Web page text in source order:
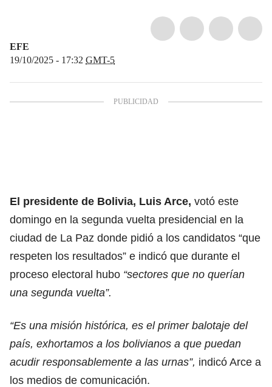
EFE
19/10/2025 - 17:32 GMT-5
El presidente de Bolivia, Luis Arce, votó este
domingo en la segunda vuelta presidencial en la
ciudad de La Paz donde pidió a los candidatos “que
respeten los resultados” e indicó que durante el
proceso electoral hubo “sectores que no querían
una segunda vuelta”.
“Es una misión histórica, es el primer balotaje del
país, exhortamos a los bolivianos a que puedan
acudir responsablemente a las urnas”, indicó Arce a
los medios de comunicación.